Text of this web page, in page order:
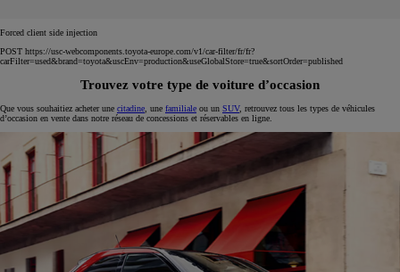
Forced client side injection
POST https://usc-webcomponents.toyota-europe.com/v1/car-filter/fr/fr?
carFilter=used&brand=toyota&uscEnv=production&useGlobalStore=true&sortOrder=published
Trouvez votre type de voiture d’occasion
Que vous souhaitiez acheter une citadine , une familiale ou un SUV, retrouvez tous les types de véhicules
d’occasion en vente dans notre réseau de concessions et réservables en ligne.